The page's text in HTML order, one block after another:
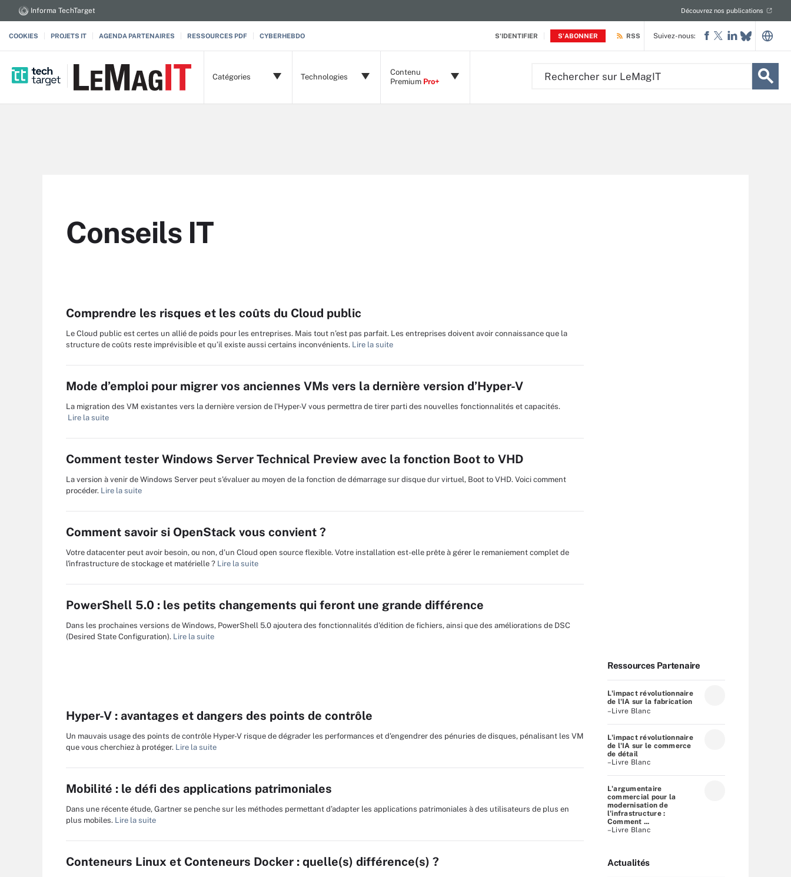
S'IDENTIFIER S'ABONNER
Informa TechTarget Découvrez nos publications
COOKIES PROJETS IT AGENDA PARTENAIRES RESSOURCES PDF CYBERHEBDO RSS
Catégories Technologies
Contenu
Premium Pro+
Suivez-nous:
Conseils IT
Ressources Partenaire
L'impact révolutionnaire
de l'IA sur la fabrication
–Livre Blanc
L'impact révolutionnaire
de l'IA sur le commerce
de détail
–Livre Blanc
L'argumentaire
commercial pour la
modernisation de
l'infrastructure :
Comment ...
–Livre Blanc
Actualités
Comprendre les risques et les coûts du Cloud public
Le Cloud public est certes un allié de poids pour les entreprises. Mais tout n’est pas parfait. Les entreprises doivent avoir connaissance que la
structure de coûts reste imprévisible et qu’il existe aussi certains inconvénients. Lire la suite
Mode d’emploi pour migrer vos anciennes VMs vers la dernière version d’Hyper-V
La migration des VM existantes vers la dernière version de l'Hyper-V vous permettra de tirer parti des nouvelles fonctionnalités et capacités.
Lire la suite
Comment tester Windows Server Technical Preview avec la fonction Boot to VHD
La version à venir de Windows Server peut s'évaluer au moyen de la fonction de démarrage sur disque dur virtuel, Boot to VHD. Voici comment
procéder. Lire la suite
Comment savoir si OpenStack vous convient ?
Votre datacenter peut avoir besoin, ou non, d'un Cloud open source flexible. Votre installation est-elle prête à gérer le remaniement complet de
l'infrastructure de stockage et matérielle ? Lire la suite
PowerShell 5.0 : les petits changements qui feront une grande différence
Dans les prochaines versions de Windows, PowerShell 5.0 ajoutera des fonctionnalités d'édition de fichiers, ainsi que des améliorations de DSC
(Desired State Configuration). Lire la suite
Hyper-V : avantages et dangers des points de contrôle
Un mauvais usage des points de contrôle Hyper-V risque de dégrader les performances et d'engendrer des pénuries de disques, pénalisant les VM
que vous cherchiez à protéger. Lire la suite
Mobilité : le défi des applications patrimoniales
Dans une récente étude, Gartner se penche sur les méthodes permettant d’adapter les applications patrimoniales à des utilisateurs de plus en
plus mobiles. Lire la suite
Conteneurs Linux et Conteneurs Docker : quelle(s) différence(s) ?